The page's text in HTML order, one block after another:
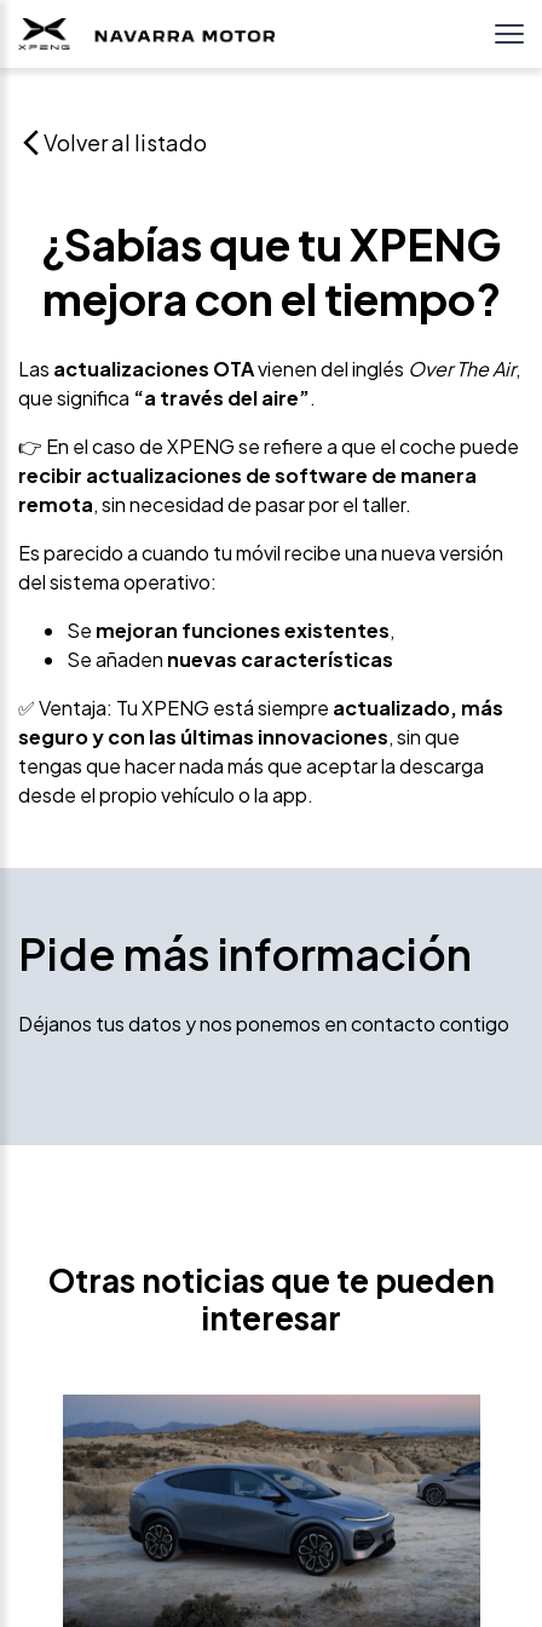
Volver al listado
¿Sabías que tu XPENG
mejora con el tiempo?
Las actualizaciones OTAvienen del inglés Over The Air,
que significa “a través del aire”.
👉 En el caso de XPENG se refiere a que el coche puede
recibir actualizaciones de software de manera
remota, sin necesidad de pasar por el taller.
Es parecido a cuando tu móvil recibe una nueva versión
del sistema operativo:
Se mejoran funciones existentes,
Se añaden nuevas características
✅ Ventaja: Tu XPENG está siempre actualizado, más
seguro y con las últimas innovaciones, sin que
tengas que hacer nada más que aceptar la descarga
desde el propio vehículo o la app.
Pide más información
Déjanos tus datos y nos ponemos en contacto contigo
Otras noticias que te pueden
interesar